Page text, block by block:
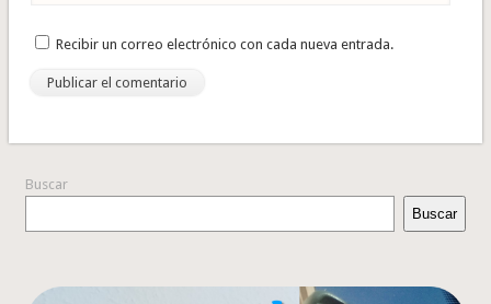
Recibir un correo electrónico con cada nueva entrada.
Buscar
Buscar